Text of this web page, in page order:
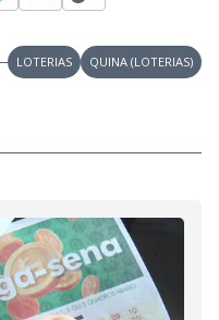
LOTERIAS QUINA (LOTERIAS)